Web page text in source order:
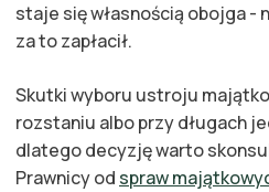
staje się własnością obojga -
za to zapłacił.
Skutki wyboru ustroju
rozstaniu albo przy długach
dlatego decyzję warto
Prawnicy od spraw